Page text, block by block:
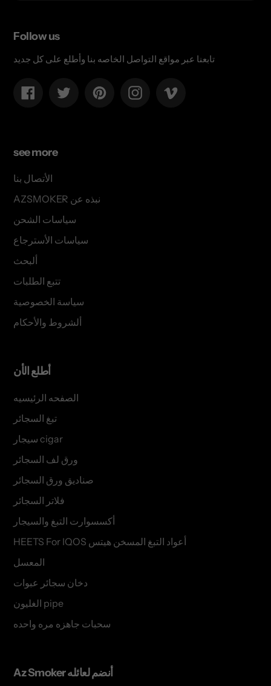
Follow us
تابعنا عبر مواقع التواصل الخاصه بنا وأطلع على كل جديد
Facebook Twitter PinterestInstagram
see more
الأتصال بنا
AZSMOKER نبذه عن
سياسات الشحن
سياسات الأسترجاع
ألبحث
تتبع الطلبات
سياسة الخصوصية
ألشروط والأحكام
أطلع الأن
الصفحه الرئيسيه
تبغ السجائر
سيجار cigar
ورق لف السجائر
صناديق ورق السجائر
فلاتر السجائر
أكسسوارت التبغ والسيجار
HEETS For IQOS أعواد التبغ المسخن هيتس
المعسل
دخان سجائر عبوات
الغليون pipe
سحبات جاهزه مره واحده
Az Smoker أنضم لعائله